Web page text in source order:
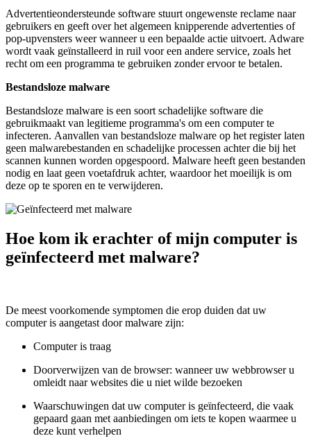
Advertentieondersteunde software stuurt ongewenste reclame naar
gebruikers en geeft over het algemeen knipperende advertenties of
pop-upvensters weer wanneer u een bepaalde actie uitvoert. Adware
wordt vaak geïnstalleerd in ruil voor een andere service, zoals het
recht om een programma te gebruiken zonder ervoor te betalen.
Bestandsloze malware
Bestandsloze malware is een soort schadelijke software die
gebruikmaakt van legitieme programma's om een computer te
infecteren. Aanvallen van bestandsloze malware op het register laten
geen malwarebestanden en schadelijke processen achter die bij het
scannen kunnen worden opgespoord. Malware heeft geen bestanden
nodig en laat geen voetafdruk achter, waardoor het moeilijk is om
deze op te sporen en te verwijderen.
Hoe kom ik erachter of mijn computer is
geïnfecteerd met malware?
De meest voorkomende symptomen die erop duiden dat uw
computer is aangetast door malware zijn:
Computer is traag
Doorverwijzen van de browser: wanneer uw webbrowser u
omleidt naar websites die u niet wilde bezoeken
Waarschuwingen dat uw computer is geïnfecteerd, die vaak
gepaard gaan met aanbiedingen om iets te kopen waarmee u
deze kunt verhelpen